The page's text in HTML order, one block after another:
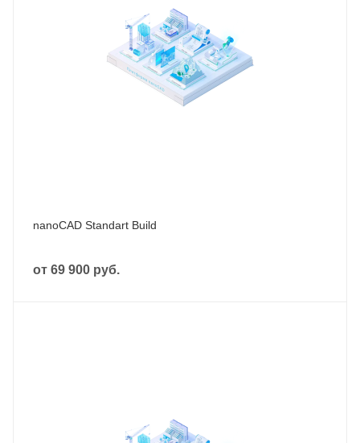
nanoCAD Standart Build
от 69 900 руб.